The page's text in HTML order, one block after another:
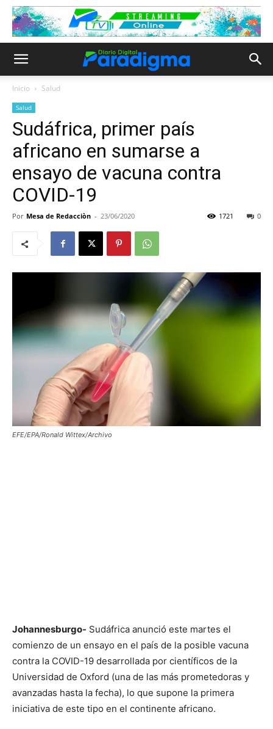
Inicio Salud
Salud
Sudáfrica, primer país
africano en sumarse a
ensayo de vacuna contra
COVID-19
Por Mesa de Redacciòn - 23/06/2020 0
1721
EFE/EPA/Ronald Wittex/Archivo
Johannesburgo- Sudáfrica anunció este martes el
comienzo de un ensayo en el país de la posible vacuna
contra la COVID-19 desarrollada por científicos de la
Universidad de Oxford (una de las más prometedoras y
avanzadas hasta la fecha), lo que supone la primera
iniciativa de este tipo en el continente africano.